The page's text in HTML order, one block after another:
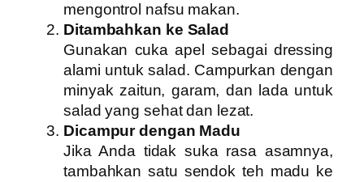
mengontrol nafsu makan.
Ditambahkan ke Salad
Gunakan cuka apel sebagai dressing
alami untuk salad. Campurkan dengan
minyak zaitun, garam, dan lada untuk
salad yang sehat dan lezat.
Dicampur dengan Madu
Jika Anda tidak suka rasa asamnya,
tambahkan satu sendok teh madu ke